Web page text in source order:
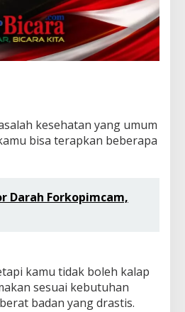
kesehatan yang umum
bisa terapkan beberapa
Darah Forkopimcam,
kamu tidak boleh kalap
sesuai kebutuhan
badan yang drastis.